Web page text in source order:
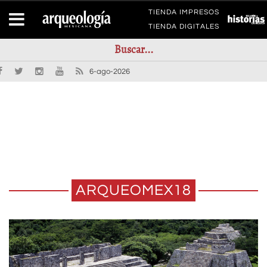
TIENDA IMPRESOS
TIENDA DIGITALES
6-ago-2026
ARQUEOMEX18